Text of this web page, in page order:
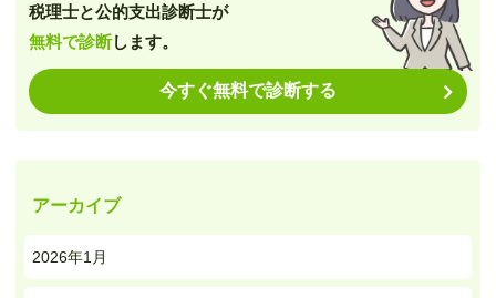
税理士と公的支出診断士が
無料で診断します。
今すぐ無料で診断する
アーカイブ
2026年1月